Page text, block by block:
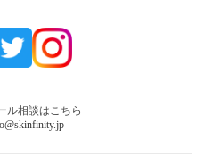
ル相談はこちら